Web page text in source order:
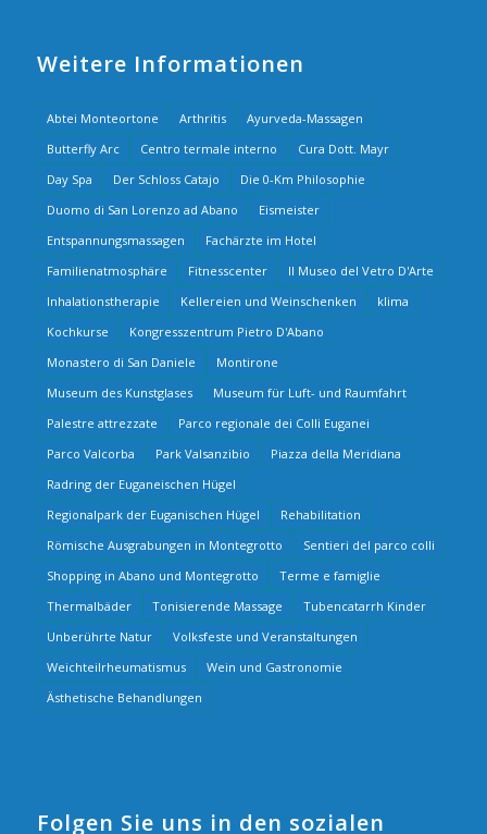
Weitere Informationen
Abtei Monteortone Arthritis
Ayurveda-Massagen
Butterfly Arc
Centro termale interno
Cura Dott. Mayr
Day Spa
Der Schloss Catajo
Die 0-Km Philosophie
Duomo di San Lorenzo ad Abano
Eismeister
Entspannungsmassagen
Fachärzte im Hotel
Familienatmosphäre
Fitnesscenter
Il Museo del Vetro D'Arte
Inhalationstherapie
Kellereien und Weinschenken
klima
Kochkurse
Kongresszentrum Pietro D'Abano
Monastero di San Daniele
Montirone
Museum des Kunstglases
Museum für Luft- und Raumfahrt
Palestre attrezzate
Parco regionale dei Colli Euganei
Parco Valcorba
Park Valsanzibio
Piazza della Meridiana
Radring der Euganeischen Hügel
Regionalpark der Euganischen Hügel
Rehabilitation
Römische Ausgrabungen in Montegrotto
Sentieri del parco colli
Shopping in Abano und Montegrotto
Terme e famiglie
Thermalbäder
Tonisierende Massage
Tubencatarrh Kinder
Unberührte Natur
Volksfeste und Veranstaltungen
Weichteilrheumatismus
Wein und Gastronomie
Ästhetische Behandlungen
Folgen Sie uns in den sozialen